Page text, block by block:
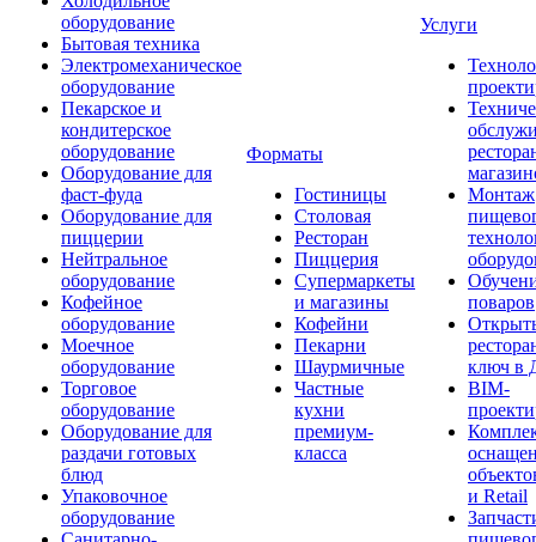
оборудование
Бытовая техника
Электромеханическое
оборудование
Пекарское и
кондитерское
оборудование
Оборудование для
фаст-фуда
Оборудование для
пиццерии
Нейтральное
оборудование
Кофейное
оборудование
Моечное
оборудование
Торговое
оборудование
Оборудование для
раздачи готовых
блюд
Упаковочное
оборудование
Форматы
Гостиницы
Столовая
Ресторан
Пиццерия
Супермаркеты
и магазины
Кофейни
Пекарни
Шаурмичные
Частные
кухни
премиум-
класса
Услуги
Монтаж
поваров
ключ в
BIM-
и Retail